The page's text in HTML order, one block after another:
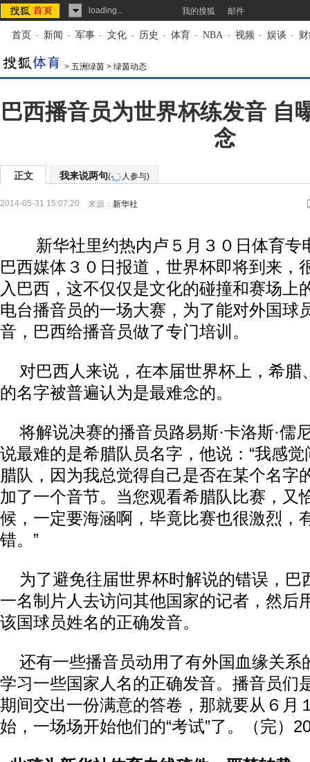
loading... 我的搜狐 邮件
首页 - 新闻 - 军事 - 文化 - 历史 - 体育 - NBA - 视频 - 娱谈 -
> 五洲绿茵 > 绿茵动态
巴西播音员为世界杯练发音 自
念
正文 我来说两句( 人参与)
2014-05-31 15:07:20 来源： 新华社
新华社里约热内卢５月３０日体育专
巴西媒体３０日报道，世界杯即将到来，
入巴西，这不仅仅是文化的碰撞和赛场上
电台播音员的一场大赛，为了能对外国球
音，巴西给播音员做了专门培训。
对巴西人来说，在本届世界杯上，希腊
的名字被普遍认为是最难念的。
将解说决赛的播音员路易斯·卡洛斯·儒
说最难的是希腊队员名字，他说：“我感
腊队，因为我总觉得自己是否在某个名字
加了一个音节。当您观看希腊队比赛，又
候，一定要海涵啊，毕竟比赛也很激烈，
错。”
为了避免往届世界杯时解说的错误，巴
一名制片人去访问其他国家的记者，然后
该国球员姓名的正确发音。
还有一些播音员动用了有外国血缘关系
学习一些国家人名的正确发音。播音员们
期间交出一份满意的答卷，那就要从６月
始，一场场开始他们的“考试”了。（完）